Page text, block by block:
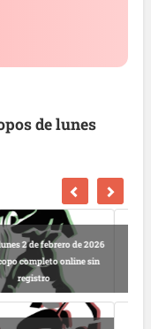
de lunes
lunes 2 de febrero de 2026 |
diario sin suscripción